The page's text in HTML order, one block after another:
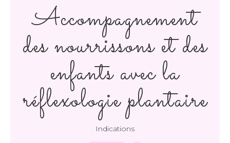
Accompagnement
des nourrissons et des
enfants avec la
réflexologie plantaire
Indications